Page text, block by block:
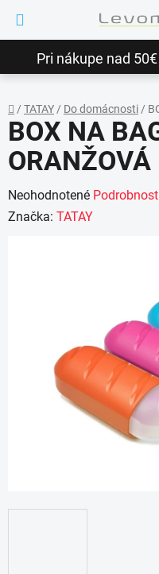
obsah
Pri nákupe nad
Domov
/ TATAY/ Do domácnosti/
BOX NA
ORANŽOVÁ
Priemerné
hodnotenie
hviezdičiek.
Neohodnotené
Značka: TATAY